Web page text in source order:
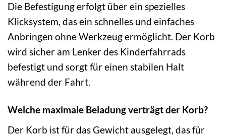
Die Befestigung erfolgt über ein spezielles
Klicksystem, das ein schnelles und einfaches
Anbringen ohne Werkzeug ermöglicht. Der Korb
wird sicher am Lenker des Kinderfahrrads
befestigt und sorgt für einen stabilen Halt
während der Fahrt.
Welche maximale Beladung verträgt der Korb?
Der Korb ist für das Gewicht ausgelegt, das für